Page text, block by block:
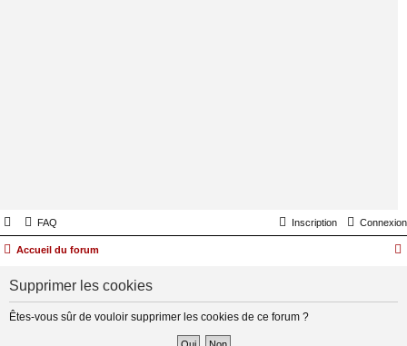
FAQ Connexion
Inscription
Accueil du forum
Supprimer les cookies
Êtes-vous sûr de vouloir supprimer les cookies de ce forum ?